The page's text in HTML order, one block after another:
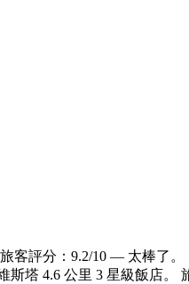
客評分：9.2/10 — 太棒了。
塔 4.6 公里 3 星級飯店。